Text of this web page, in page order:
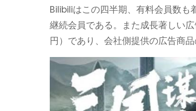
Bilibiliはこの四半期、有料会員数も
継続会員である。また成長著しい
円）であり、会社側提供の広告商